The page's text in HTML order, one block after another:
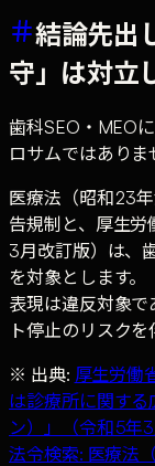
結論先出
守」は対立
歯科SEO・MEO
ロサムではありま
医療法（昭和23
告規制と、厚生
3月改訂版）は、
を対象とします
表現は違反対象
ト停止のリスクを
※ 出典: 厚生労働
は診療所に関す
ン）」（令和5年3
法令検索: 医療法